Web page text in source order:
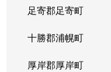
足寄郡足寄町
十勝郡浦幌町
厚岸郡厚岸町